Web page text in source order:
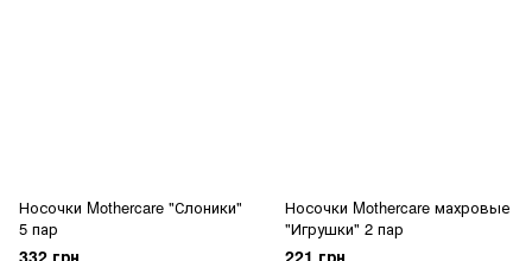
Носочки Mothercare "Слоники"
5 пар
332 грн
Носочки Mothercare махровые
"Игрушки" 2 пар
221 грн